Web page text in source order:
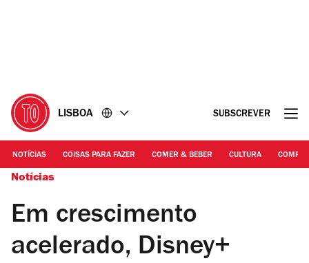
LISBOA SUBSCREVER
NOTÍCIAS COISAS PARA FAZER COMER & BEBER CULTURA
Notícias
Em crescimento
acelerado, Disney+